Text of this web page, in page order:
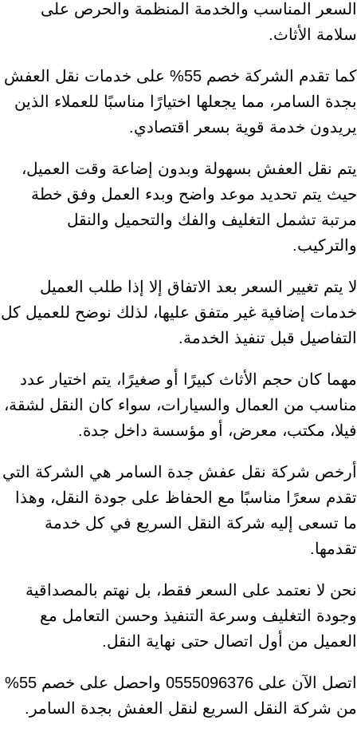
السعر المناسب والخدمة المنظمة والحرص على
سلامة الأثاث.
كما تقدم الشركة خصم 55% على خدمات نقل العفش
بجدة السامر، مما يجعلها اختيارًا مناسبًا للعملاء الذين
يريدون خدمة قوية بسعر اقتصادي.
يتم نقل العفش بسهولة وبدون إضاعة وقت العميل،
حيث يتم تحديد موعد واضح وبدء العمل وفق خطة
مرتبة تشمل التغليف والفك والتحميل والنقل
والتركيب.
لا يتم تغيير السعر بعد الاتفاق إلا إذا طلب العميل
خدمات إضافية غير متفق عليها، لذلك نوضح للعميل كل
التفاصيل قبل تنفيذ الخدمة.
مهما كان حجم الأثاث كبيرًا أو صغيرًا، يتم اختيار عدد
مناسب من العمال والسيارات، سواء كان النقل لشقة،
فيلا، مكتب، معرض، أو مؤسسة داخل جدة.
أرخص شركة نقل عفش جدة السامر هي الشركة التي
تقدم سعرًا مناسبًا مع الحفاظ على جودة النقل، وهذا
ما تسعى إليه شركة النقل السريع في كل خدمة
تقدمها.
نحن لا نعتمد على السعر فقط، بل نهتم بالمصداقية
وجودة التغليف وسرعة التنفيذ وحسن التعامل مع
العميل من أول اتصال حتى نهاية النقل.
اتصل الآن على 0555096376 واحصل على خصم 55%
من شركة النقل السريع لنقل العفش بجدة السامر.